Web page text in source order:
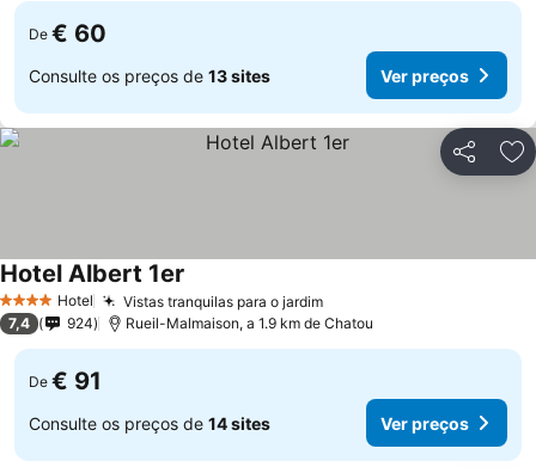
De € 60
Consulte os preços de 13 sites Ver preços
Partilhar
4 EstrelasHotel Vistas tranquilas para o jardimVer preços
Hotel Albert 1er
7,4 924 Rueil-Malmaison, a 1.9 km de Chatou
De € 91
Consulte os preços de 14 sites Ver preços